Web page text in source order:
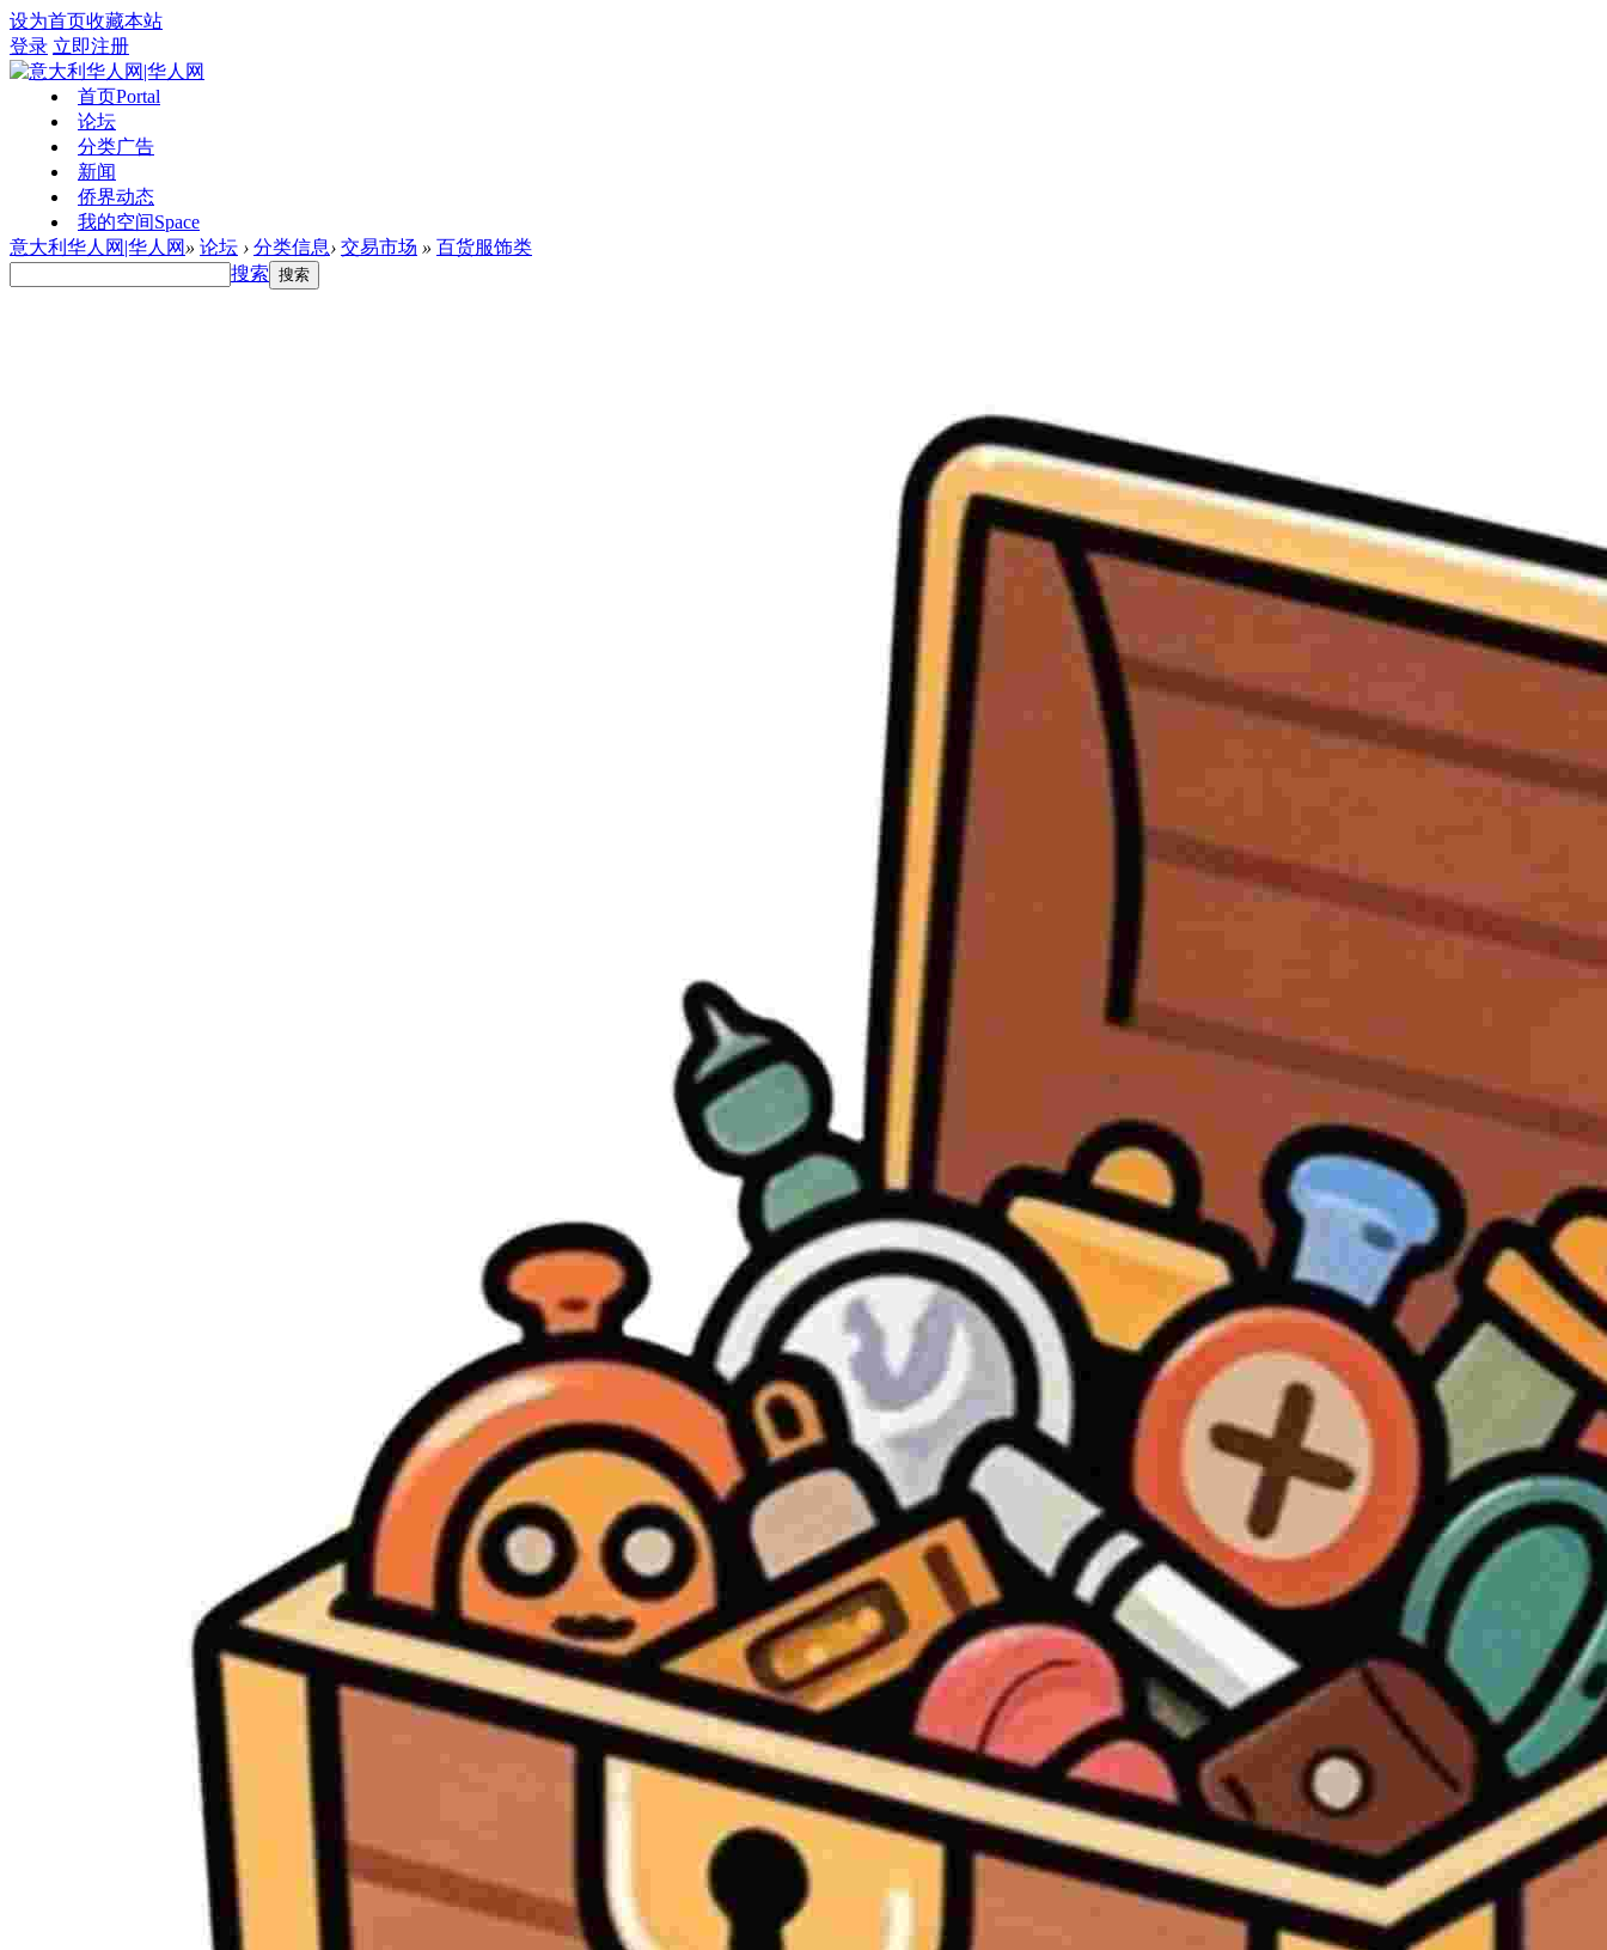
设为首页收藏本站
登录 立即注册
首页Portal
论坛
分类广告
新闻
侨界动态
我的空间Space
意大利华人网|华人网 » 论坛 › 分类信息› 交易市场 » 百货服饰类
搜索 搜索